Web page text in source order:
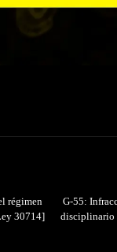
régimen
30714]
G-55:
disciplinario